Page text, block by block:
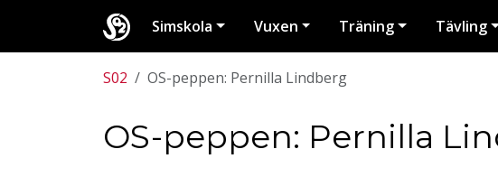
Simskola Vuxen Träning Tävling
S02 OS-peppen: Pernilla Lindberg
OS-peppen: Pernilla